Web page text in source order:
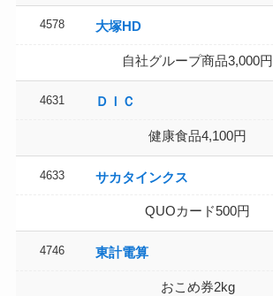
4578 大塚HD
自社グループ商品3,000円
4631 ＤＩＣ
健康食品4,100円
4633 サカタインクス
QUOカード500円
4746 東計電算
おこめ券2kg